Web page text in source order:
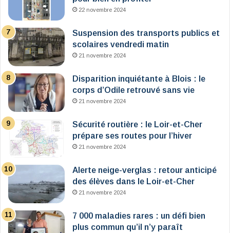
22 novembre 2024
Suspension des transports publics et
scolaires vendredi matin
21 novembre 2024
Disparition inquiétante à Blois : le
corps d’Odile retrouvé sans vie
21 novembre 2024
Sécurité routière : le Loir-et-Cher
prépare ses routes pour l’hiver
21 novembre 2024
Alerte neige-verglas : retour anticipé
des élèves dans le Loir-et-Cher
21 novembre 2024
7 000 maladies rares : un défi bien
plus commun qu’il n’y paraît